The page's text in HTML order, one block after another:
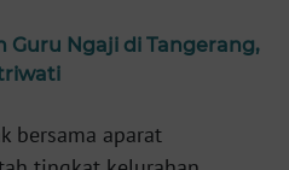
Guru Ngaji di Tangerang,
bersama aparat